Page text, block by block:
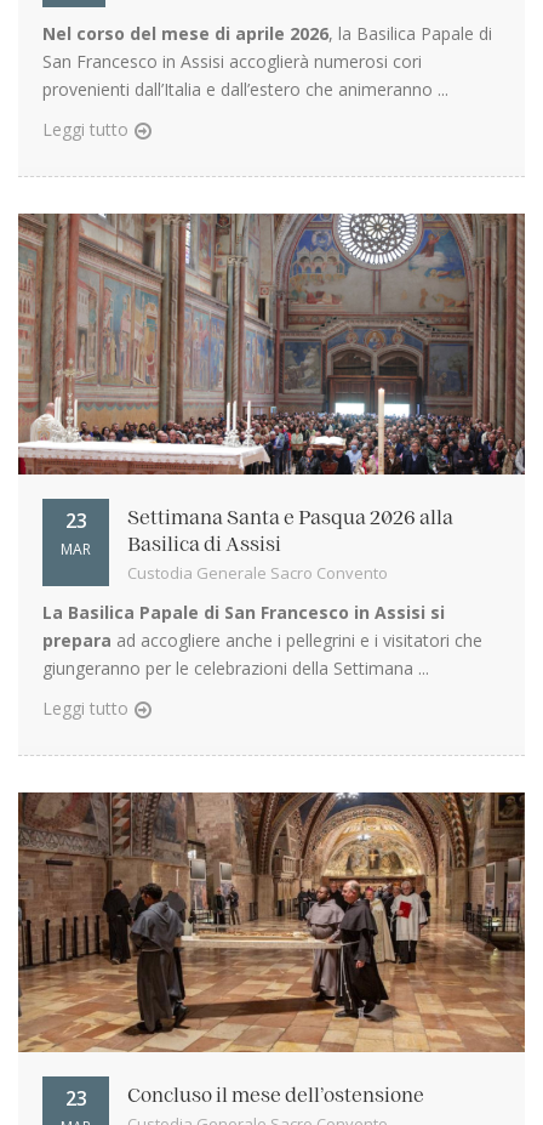
Nel corso del mese di aprile 2026, la Basilica Papale di
San Francesco in Assisi accoglierà numerosi cori
provenienti dall’Italia e dall’estero che animeranno ...
Leggi tutto
23
MAR
Settimana Santa e Pasqua 2026 alla
Basilica di Assisi
Custodia Generale Sacro Convento
La Basilica Papale di San Francesco in Assisi si
prepara ad accogliere anche i pellegrini e i visitatori che
giungeranno per le celebrazioni della Settimana ...
Leggi tutto
23 Concluso il mese dell’ostensione